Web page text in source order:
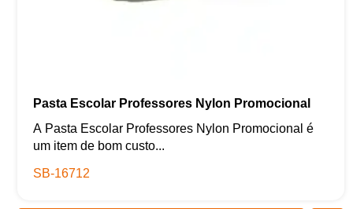
Pasta Escolar Professores Nylon Promocional
A Pasta Escolar Professores Nylon Promocional é
um item de bom custo...
SB-16712